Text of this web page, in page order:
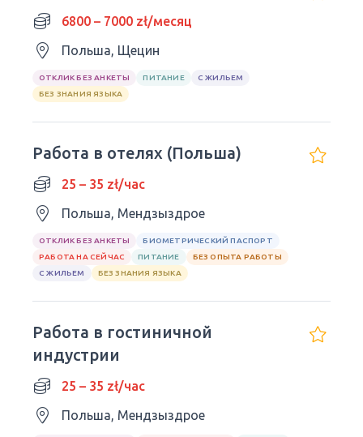
6800 – 7000 zł/месяц
Польша, Щецин
ОТКЛИК БЕЗ АНКЕТЫ ПИТАНИЕ
С ЖИЛЬЕМ
БЕЗ ЗНАНИЯ ЯЗЫКА
Работа в отелях (Польша)
25 – 35 zł/час
Польша, Мендзыздрое
ОТКЛИК БЕЗ АНКЕТЫ
БИОМЕТРИЧЕСКИЙ ПАСПОРТ
РАБОТА НА СЕЙЧАС
ПИТАНИЕ
БЕЗ ОПЫТА РАБОТЫ
С ЖИЛЬЕМ
БЕЗ ЗНАНИЯ ЯЗЫКА
Работа в гостиничной
индустрии
25 – 35 zł/час
Польша, Мендзыздрое